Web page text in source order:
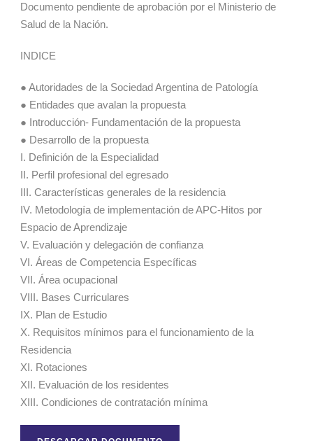
Documento pendiente de aprobación por el Ministerio de
Salud de la Nación.
INDICE
● Autoridades de la Sociedad Argentina de Patología
● Entidades que avalan la propuesta
● Introducción- Fundamentación de la propuesta
● Desarrollo de la propuesta
I. Definición de la Especialidad
II. Perfil profesional del egresado
III. Características generales de la residencia
IV. Metodología de implementación de APC-Hitos por
Espacio de Aprendizaje
V. Evaluación y delegación de confianza
VI. Áreas de Competencia Específicas
VII. Área ocupacional
VIII. Bases Curriculares
IX. Plan de Estudio
X. Requisitos mínimos para el funcionamiento de la
Residencia
XI. Rotaciones
XII. Evaluación de los residentes
XIII. Condiciones de contratación mínima